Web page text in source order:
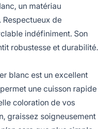
un matériau
de
indéfiniment. Son
robustesse et durabilité.
blanc est un excellent
une cuisson rapide
coloration de vos
graissez soigneusement